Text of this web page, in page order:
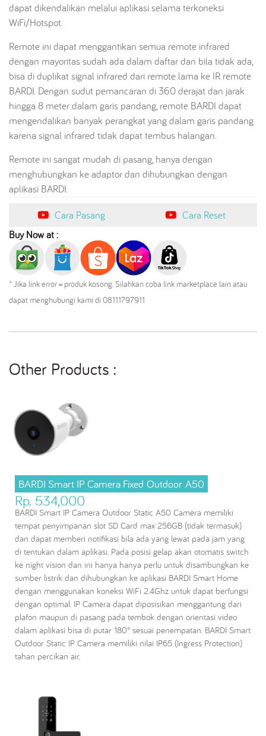
dapat dikendalikan melalui aplikasi selama terkoneksi
WiFi/Hotspot.
Remote ini dapat menggantikan semua remote infrared
dengan mayoritas sudah ada dalam daftar dan bila tidak ada,
bisa di duplikat signal infrared dari remote lama ke IR remote
BARDI. Dengan sudut pemancaran di 360 derajat dan jarak
hingga 8 meter dalam garis pandang, remote BARDI dapat
mengendalikan banyak perangkat yang dalam garis pandang
karena signal infrared tidak dapat tembus halangan.
Remote ini sangat mudah di pasang, hanya dengan
menghubungkan ke adaptor dan dihubungkan dengan
aplikasi BARDI.
Cara Pasang
Cara Reset
Buy Now at :
* Jika link error = produk kosong. Silahkan coba link marketplace lain atau
dapat menghubungi kami di 08111797911
Other Products :
BARDI Smart IP Camera Fixed Outdoor A50
Rp. 534,000
BARDI Smart IP Camera Outdoor Static A50 Camera memiliki
tempat penyimpanan slot SD Card max 256GB (tidak termasuk)
dan dapat memberi notifikasi bila ada yang lewat pada jam yang
di tentukan dalam aplikasi. Pada posisi gelap akan otomatis switch
ke night vision dan ini hanya hanya perlu untuk disambungkan ke
sumber listrik dan dihubungkan ke aplikasi BARDI Smart Home
dengan menggunakan koneksi WiFi 2.4Ghz untuk dapat berfungsi
dengan optimal. IP Camera dapat diposisikan menggantung dari
plafon maupun di pasang pada tembok dengan orientasi video
dalam aplikasi bisa di putar 180° sesuai penempatan. BARDI Smart
Outdoor Static IP Camera memiliki nilai IP65 (Ingress Protection)
tahan percikan air.